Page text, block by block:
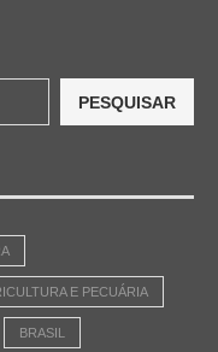
PESQUISAR
E PECUÁRIA
BRASIL